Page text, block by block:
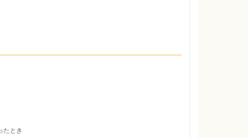
たとき